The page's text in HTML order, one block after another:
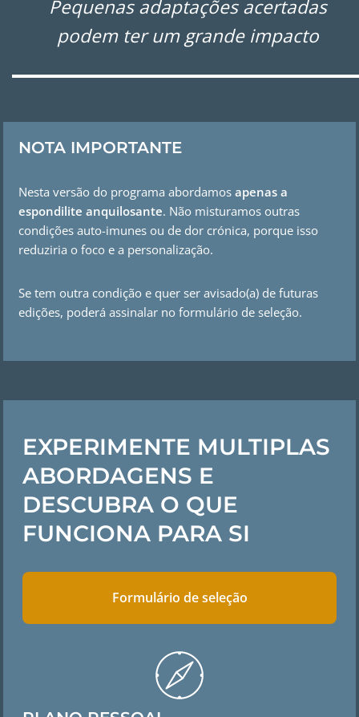
Pequenas adaptações acertadas
podem ter um grande impacto
NOTA IMPORTANTE
Nesta versão do programa abordamosapenas a
espondilite anquilosante. Não misturamos outras
condições auto-imunes ou de dor crónica, porque isso
reduziria o foco e a personalização.
Se tem outra condição e quer ser avisado(a) de futuras
edições, poderá assinalar no formulário de seleção.
EXPERIMENTE MULTIPLAS
ABORDAGENS E
DESCUBRA O QUE
FUNCIONA PARA SI
Formulário de seleção